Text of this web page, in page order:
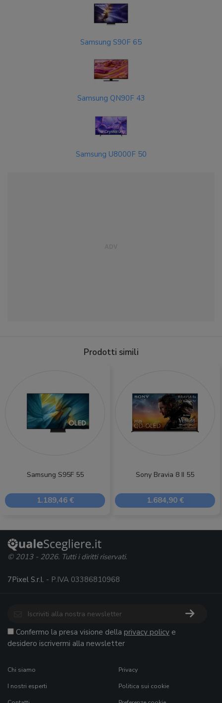
Samsung S90F 65
Samsung QN90F 43
Samsung U8000F 50
Prodotti simili
Samsung S95F 55
1.189,46 €
Sony Bravia 8 II 55
1.684,90 €
© 2013 - 2026. Tutti i diritti riservati.
7Pixel S.r.l. - P.IVA 03386810968
Confermo la presa visione della privacy policy e
desidero iscrivermi alla newsletter
Chi siamo
I nostri esperti
Privacy
Politica sui cookie